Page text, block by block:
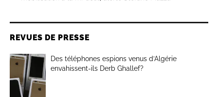
REVUES DE PRESSE
Des téléphones espions venus d’Algérie
envahissent-ils Derb Ghallef?